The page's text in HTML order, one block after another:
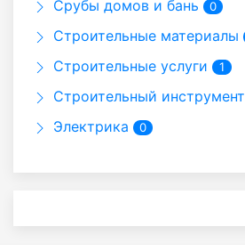
Срубы домов и бань 0
Строительные материалы
Строительные услуги 1
Строительный инструмент
Электрика 0